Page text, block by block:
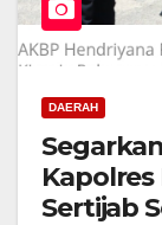
DAERAH
Sertijab